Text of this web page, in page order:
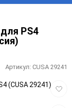
PS4
Артикул: CUSA 29241